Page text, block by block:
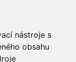
nástroje s
obsahu